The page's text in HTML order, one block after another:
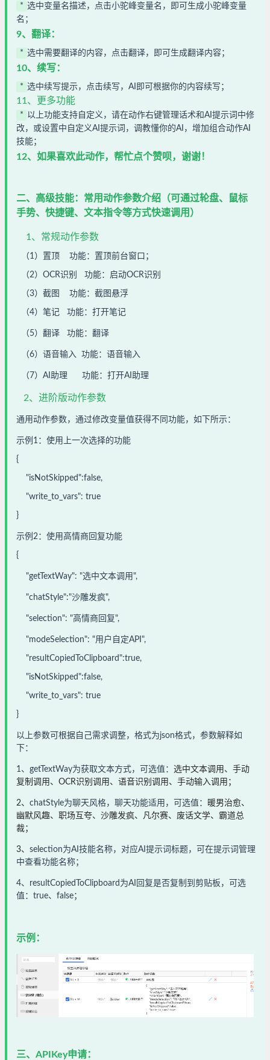
* 选中变量名描述，点击小驼峰变量名，即可生成小驼峰变量
名；
9、翻译：
* 选中需要翻译的内容，点击翻译，即可生成翻译内容；
10、续写：
* 选中续写提示，点击续写，AI即可根据你的内容续写；
11、更多功能
* 以上功能支持自定义，请在动作右键管理话术和AI提示词中修
改，或设置中自定义AI提示词，调教懂你的AI，增加组合动作AI
技能；
12、如果喜欢此动作，帮忙点个赞呗，谢谢！
二、高级技能：常用动作参数介绍（可通过轮盘、鼠标
手势、快捷键、文本指令等方式快速调用）
1、常规动作参数
（1） 置顶 功能：置顶前台窗口；
（2） OCR识别 功能：启动OCR识别
（3） 截图 功能：截图悬浮
（4）笔记 功能：打开笔记
（5）翻译 功能：翻译
（6）语音输入 功能：语音输入
（7）AI助理 功能：打开AI助理
2、进阶版动作参数
通用动作参数，通过修改变量值获得不同功能，如下所示：
示例1：使用上一次选择的功能
{
"isNotSkipped":false,
"write_to_vars": true
}
示例2：使用高情商回复功能
{
"getTextWay": "选中文本调用",
"chatStyle":"沙雕发疯",
"selection": "高情商回复",
"modeSelection": "用户自定API",
"resultCopiedToClipboard":true,
"isNotSkipped":false,
"write_to_vars": true
}
以上参数可根据自己需求调整，格式为json格式，参数解释如
下：
1、 getTextWay为获取文本方式，可选值： 选中文本调用、手动
复制调用、OCR识别调用、语音识别调用、手动输入调用；
2、 chatStyle为聊天风格，聊天功能适用，可选值：
暖男治愈、
幽默风趣、职场互夸、沙雕发疯、凡尔赛、废话文学、霸道总
裁；
3、 selection为AI技能名称，对应AI提示词标题，可在提示词管理
中查看功能名称；
4、 resultCopiedToClipboard为AI回复是否复制到剪贴板，可选
值：true、false；
示例：
三、APIKey申请：